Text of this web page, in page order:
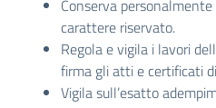
Conserva
carattere riservato.
Regola e vigila i lavori
firma gli atti e certificati
Vigila sull’esatto